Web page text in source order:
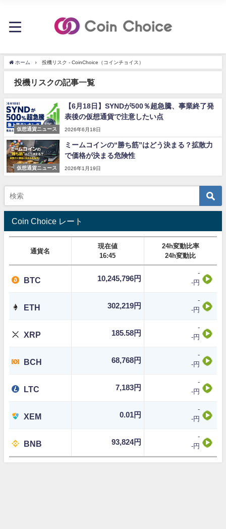
ホーム 投機リスク - CoinChoice（コインチョイス）
投機リスクの記事一覧
仮想通貨ニュース
【6月18日】SYNDが500％超急騰、事業終了発
表後の仮想通貨で注意したい点
2026年6月18日
仮想通貨ニュース
ミームコインの“勝ち筋”はどう決まる？拡散力
で価格が決まる危険性
2026年1月19日
Coin Choice レート
通貨名
現在値
16:45
24h変動比率
24h変動比
BTC 10,245,796円
-
-円
ETH 302,219円
-
-円
XRP 185.58円
-
-円
BCH 68,768円
-
-円
LTC 7,183円
-
-円
XEM 0.01円
-
-円
BNB 93,824円
-
-円